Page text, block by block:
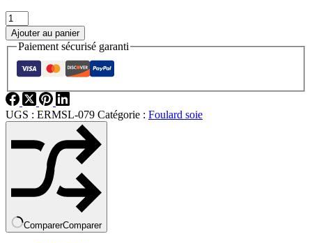
Ajouter au panier
Paiement sécurisé garanti
UGS : ERMSL-079 Catégorie : Foulard soie
ComparerComparer